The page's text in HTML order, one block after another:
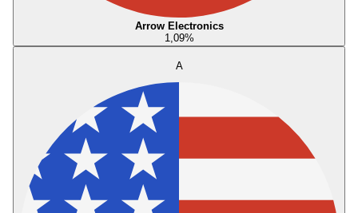
Arrow Electronics
1,09%
A